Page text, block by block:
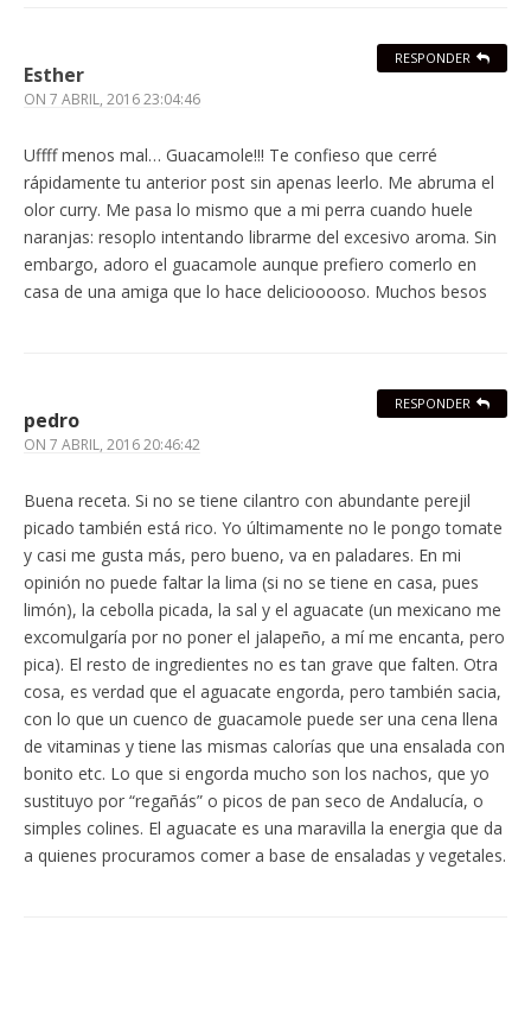
Esther
ON 7 ABRIL, 2016 23:04:46
Uffff menos mal… Guacamole!!! Te confieso que cerré
rápidamente tu anterior post sin apenas leerlo. Me abruma el
olor curry. Me pasa lo mismo que a mi perra cuando huele
naranjas: resoplo intentando librarme del excesivo aroma. Sin
embargo, adoro el guacamole aunque prefiero comerlo en
casa de una amiga que lo hace deliciooooso. Muchos besos
RESPONDER
pedro
ON 7 ABRIL, 2016 20:46:42
Buena receta. Si no se tiene cilantro con abundante perejil
picado también está rico. Yo últimamente no le pongo tomate
y casi me gusta más, pero bueno, va en paladares. En mi
opinión no puede faltar la lima (si no se tiene en casa, pues
limón), la cebolla picada, la sal y el aguacate (un mexicano me
excomulgaría por no poner el jalapeño, a mí me encanta, pero
pica). El resto de ingredientes no es tan grave que falten. Otra
cosa, es verdad que el aguacate engorda, pero también sacia,
con lo que un cuenco de guacamole puede ser una cena llena
de vitaminas y tiene las mismas calorías que una ensalada con
bonito etc. Lo que si engorda mucho son los nachos, que yo
sustituyo por “regañás” o picos de pan seco de Andalucía, o
simples colines. El aguacate es una maravilla la energia que da
a quienes procuramos comer a base de ensaladas y vegetales.
RESPONDER